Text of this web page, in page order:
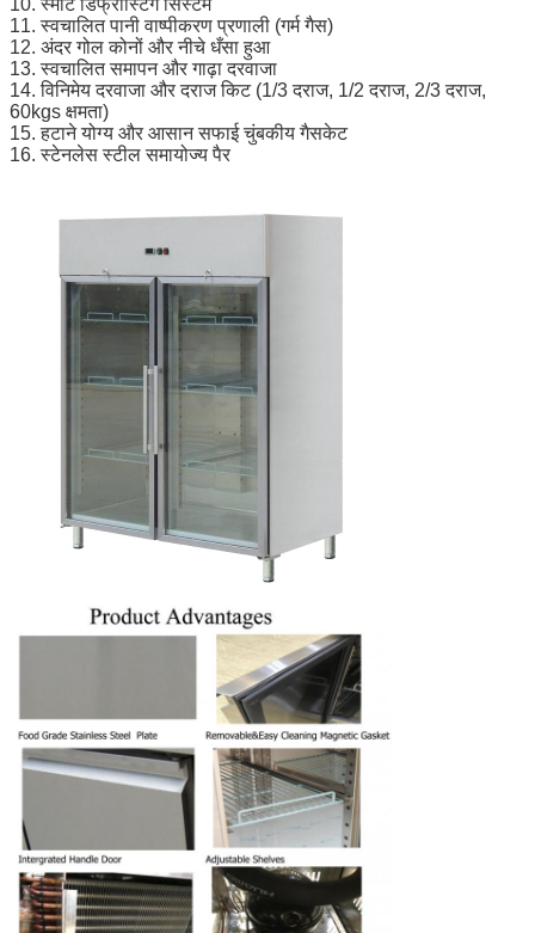
11. स्वचालित पानी वाष्पीकरण प्रणाली (गर्म गैस)
12. अंदर गोल कोनों और नीचे धँसा हुआ
13. स्वचालित समापन और गाढ़ा दरवाजा
14. विनिमेय दरवाजा और दराज किट (1/3 दराज, 1/2 दराज, 2/3 दराज,
60kgs क्षमता)
15. हटाने योग्य और आसान सफाई चुंबकीय गैसकेट
16. स्टेनलेस स्टील समायोज्य पैर